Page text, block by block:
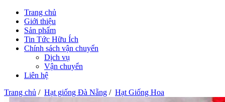
Trang chủ
Giới thiệu
Sản phẩm
Tin Tức Hữu Ích
Chính sách vận chuyển
Dịch vụ
Vận chuyển
Liên hệ
Trang chủ / Hạt giống Đà Nẵng / Hạt Giống Hoa